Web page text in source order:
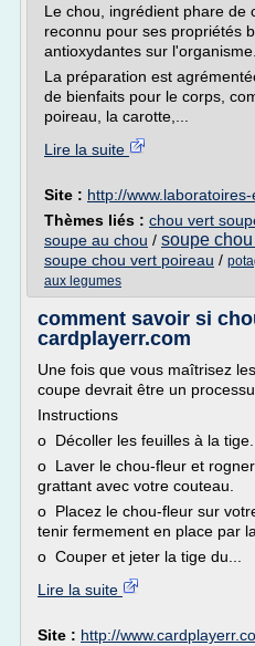
Le chou, ingrédient phare de
reconnu pour ses propriétés
antioxydantes sur l'organisme.
La préparation est
de bienfaits pour le corps,
poireau, la carotte,...
Lire la suite
Site : http://
Thèmes liés : chou vert
soupe au chou / soupe
soupe chou vert poireau /
aux legumes
comment savoir si
cardplayerr.com
Une fois que vous maîtrisez
coupe devrait être un
Instructions
o Décoller les feuilles à la tige.
o Laver le chou-fleur et
grattant avec votre couteau.
o Placez le chou-fleur sur
tenir fermement en place par
o Couper et jeter la tige du...
Lire la suite
Site : http://